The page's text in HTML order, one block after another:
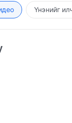
болно.
илчлэх
Үнэнийг